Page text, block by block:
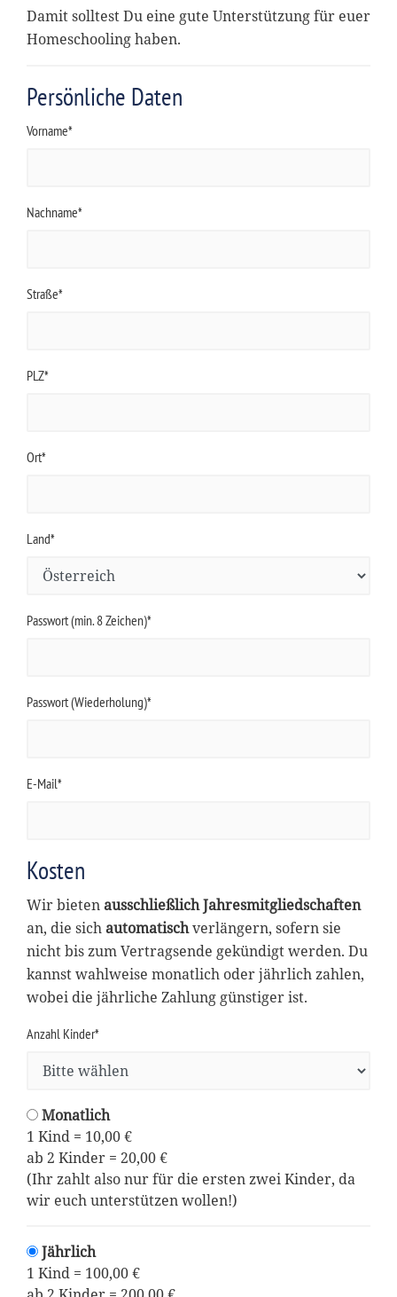
Damit solltest Du eine gute Unterstützung für euer
Homeschooling haben.
Persönliche Daten
Vorname*
Nachname*
Straße*
PLZ*
Ort*
Land*
Passwort (min. 8 Zeichen)*
Passwort (Wiederholung)*
E-Mail*
Kosten
Wir bietenausschließlich Jahresmitgliedschaften
an, die sichautomatischverlängern, sofern sie
nicht bis zum Vertragsende gekündigt werden. Du
kannst wahlweise monatlich oder jährlich zahlen,
wobei die jährliche Zahlung günstiger ist.
Anzahl Kinder*
Monatlich
1 Kind = 10,00 €
ab 2 Kinder = 20,00 €
(Ihr zahlt also nur für die ersten zwei Kinder, da
wir euch unterstützen wollen!)
Jährlich
1 Kind = 100,00 €